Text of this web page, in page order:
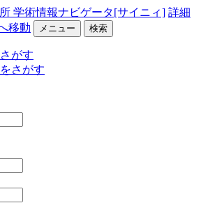
学術情報ナビゲータ[サイニィ] 詳細
移動 メニュー 検索
がす
さがす